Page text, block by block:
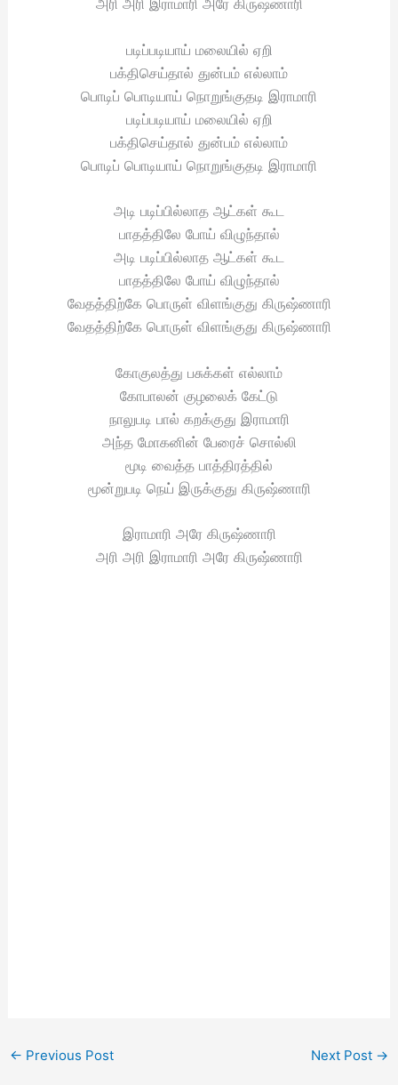
படிப்படியாய் மலையில் ஏறி
பக்திசெய்தால் துன்பம் எல்லாம்
பொடிப் பொடியாய் நொறுங்குதடி இராமாரி
படிப்படியாய் மலையில் ஏறி
பக்திசெய்தால் துன்பம் எல்லாம்
பொடிப் பொடியாய் நொறுங்குதடி இராமாரி
அடி படிப்பில்லாத ஆட்கள் கூட
பாதத்திலே போய் விழுந்தால்
அடி படிப்பில்லாத ஆட்கள் கூட
பாதத்திலே போய் விழுந்தால்
வேதத்திற்கே பொருள் விளங்குது கிருஷ்ணாரி
வேதத்திற்கே பொருள் விளங்குது கிருஷ்ணாரி
கோகுலத்து பசுக்கள் எல்லாம்
கோபாலன் குழலைக் கேட்டு
நாலுபடி பால் கறக்குது இராமாரி
அந்த மோகனின் பேரைச் சொல்லி
மூடி வைத்த பாத்திரத்தில்
மூன்றுபடி நெய் இருக்குது கிருஷ்ணாரி
இராமாரி அரே கிருஷ்ணாரி
அரி அரி இராமாரி அரே கிருஷ்ணாரி
← Previous Post Next Post →